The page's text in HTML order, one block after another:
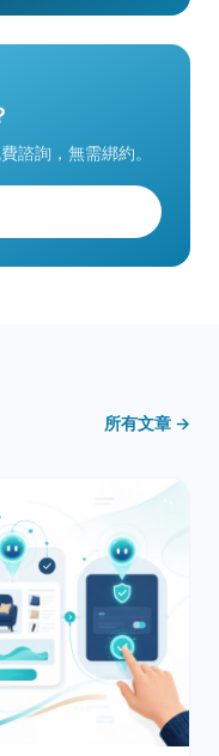
諮詢，無需綁約。
所有文章 →